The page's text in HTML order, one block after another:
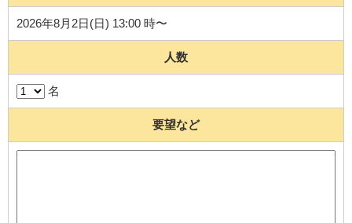
2026年8月2日(日) 13:00 時〜
人数
名
要望など